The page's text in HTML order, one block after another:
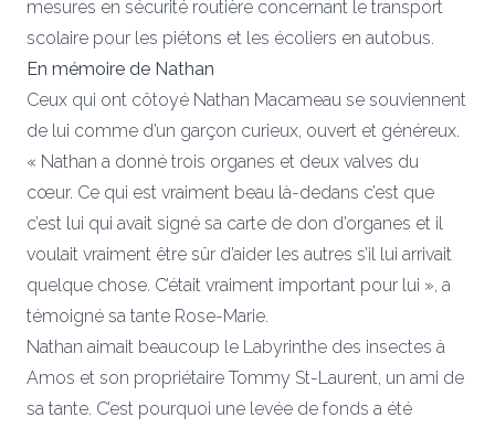
mesures en sécurité routière concernant le transport
scolaire pour les piétons et les écoliers en autobus.
En mémoire de Nathan
Ceux qui ont côtoyé Nathan Macameau se souviennent
de lui comme d’un garçon curieux, ouvert et généreux.
« Nathan a donné trois organes et deux valves du
cœur. Ce qui est vraiment beau là-dedans c’est que
c’est lui qui avait signé sa carte de don d’organes et il
voulait vraiment être sûr d’aider les autres s’il lui arrivait
quelque chose. C’était vraiment important pour lui », a
témoigné sa tante Rose-Marie.
Nathan aimait beaucoup le Labyrinthe des insectes à
Amos et son propriétaire Tommy St-Laurent, un ami de
sa tante. C’est pourquoi une levée de fonds a été